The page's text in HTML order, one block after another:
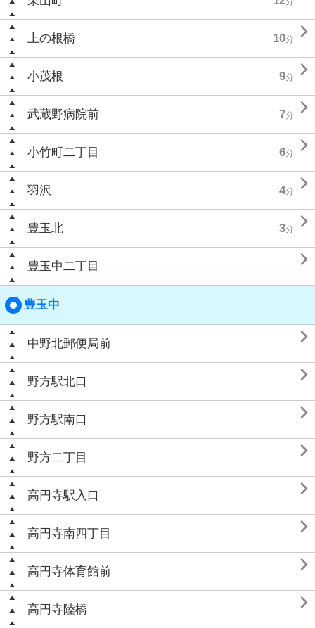
上の根橋 10分 
小茂根 9分 
武蔵野病院前 7分 
小竹町二丁目 6分 
羽沢 4分 
豊玉北 3分 
豊玉中二丁目 
豊玉中
中野北郵便局前 
野方駅北口 
野方駅南口 
野方二丁目 
高円寺駅入口 
高円寺南四丁目 
高円寺体育館前 
高円寺陸橋 